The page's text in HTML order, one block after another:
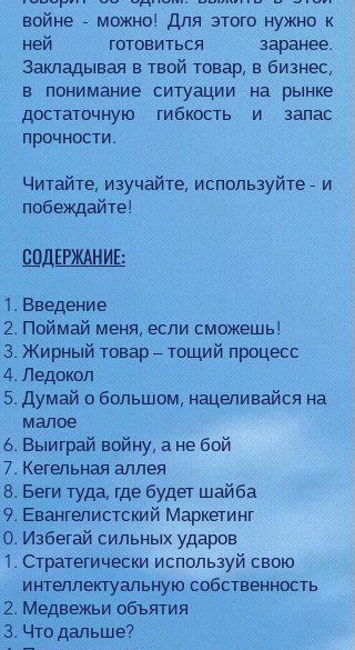
войне - можно! Для этого нужно к
ней готовиться заранее.
Закладывая в твой товар, в бизнес,
в понимание ситуации на рынке
достаточную гибкость и запас
прочности.
Читайте, изучайте, используйте - и
побеждайте!
СОДЕРЖАНИЕ:
Введение
Поймай меня, если сможешь!
Жирный товар – тощий процесс
Ледокол
Думай о большом, нацеливайся на
малое
Выиграй войну, а не бой
Кегельная аллея
Беги туда, где будет шайба
Евангелистский Маркетинг
Избегай сильных ударов
Стратегически используй свою
интеллектуальную собственность
Медвежьи объятия
Что дальше?